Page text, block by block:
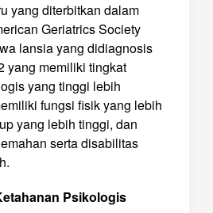
yang diterbitkan dalam
Geriatrics Society
lansia yang didiagnosis
yang memiliki tingkat
yang tinggi lebih
fungsi fisik yang lebih
yang lebih tinggi, dan
serta disabilitas
Psikologis